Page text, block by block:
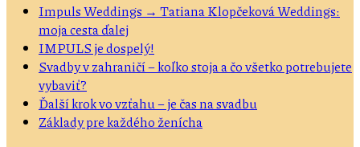
Impuls Weddings → Tatiana Klopčeková Weddings:
moja cesta ďalej
IMPULS je dospelý!
Svadby v zahraničí – koľko stoja a čo všetko potrebujete
vybaviť?
Ďalší krok vo vzťahu – je čas na svadbu
Základy pre každého ženícha